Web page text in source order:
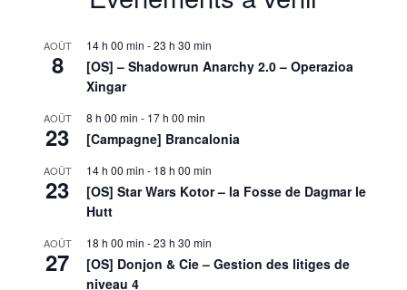
AOÛT
8
14 h 00 min -23 h 30 min
[OS] – Shadowrun Anarchy 2.0 – Operazioa
Xingar
AOÛT
23
8 h 00 min - 17 h 00 min
[Campagne] Brancalonia
AOÛT
23
14 h 00 min - 18 h 00 min
[OS] Star Wars Kotor – la Fosse de Dagmar le
Hutt
AOÛT
27
18 h 00 min -23 h 30 min
[OS] Donjon & Cie – Gestion des litiges de
niveau 4